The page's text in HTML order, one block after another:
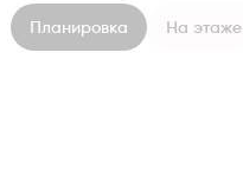
Планировка На этаже